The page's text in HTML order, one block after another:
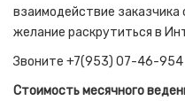
взаимодействие заказчика
желание раскрутиться в
Звоните +7(953) 07-46-954
Стоимость месячного